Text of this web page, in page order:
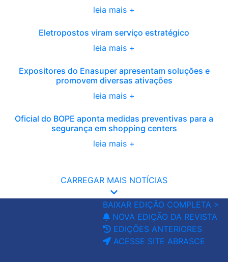
leia mais +
Eletropostos viram serviço estratégico
leia mais +
Expositores do Enasuper apresentam soluções e
promovem diversas ativações
leia mais +
Oficial do BOPE aponta medidas preventivas para a
segurança em shopping centers
leia mais +
CARREGAR MAIS NOTÍCIAS
BAIXAR EDIÇÃO COMPLETA >
NOVA EDIÇÃO DA REVISTA
EDIÇÕES ANTERIORES
ACESSE SITE ABRASCE